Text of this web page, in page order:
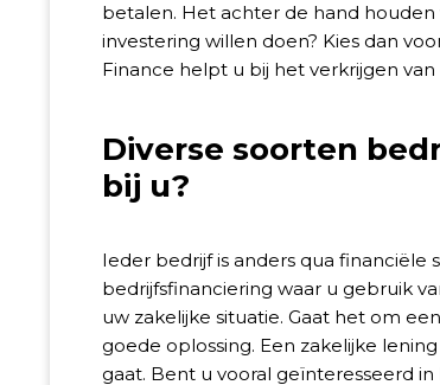
betalen. Het achter de hand houden
investering willen doen? Kies dan
Finance helpt u bij het verkrijgen
Diverse soorten
bij u?
Ieder bedrijf is anders qua
bedrijfsfinanciering waar u gebruik
uw zakelijke situatie. Gaat het om
goede oplossing. Een zakelijke
gaat. Bent u vooral geïnteresseerd